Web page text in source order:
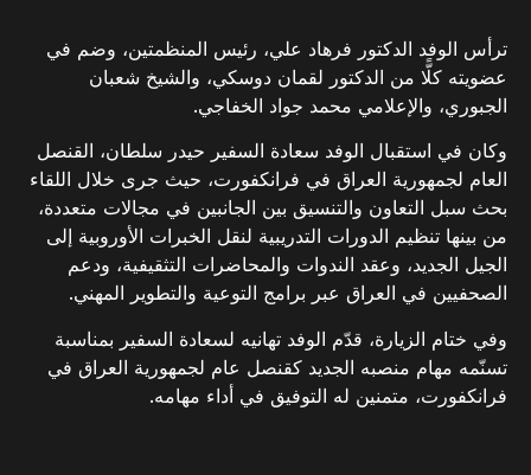
ترأس الوفد الدكتور فرهاد علي، رئيس المنظمتين، وضم في
عضويته كلًّا من الدكتور لقمان دوسكي، والشيخ شعبان
الجبوري، والإعلامي محمد جواد الخفاجي.
وكان في استقبال الوفد سعادة السفير حيدر سلطان، القنصل
العام لجمهورية العراق في فرانكفورت، حيث جرى خلال اللقاء
بحث سبل التعاون والتنسيق بين الجانبين في مجالات متعددة،
من بينها تنظيم الدورات التدريبية لنقل الخبرات الأوروبية إلى
الجيل الجديد، وعقد الندوات والمحاضرات التثقيفية، ودعم
الصحفيين في العراق عبر برامج التوعية والتطوير المهني.
وفي ختام الزيارة، قدّم الوفد تهانيه لسعادة السفير بمناسبة
تسنّمه مهام منصبه الجديد كقنصل عام لجمهورية العراق في
فرانكفورت، متمنين له التوفيق في أداء مهامه.